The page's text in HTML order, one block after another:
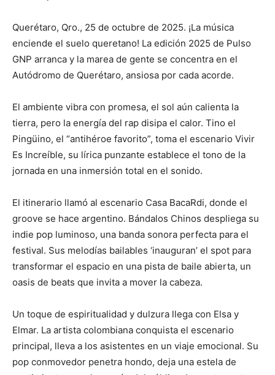
Querétaro, Qro., 25 de octubre de 2025. ¡La música
enciende el suelo queretano! La edición 2025 de Pulso
GNP arranca y la marea de gente se concentra en el
Autódromo de Querétaro, ansiosa por cada acorde.
El ambiente vibra con promesa, el sol aún calienta la
tierra, pero la energía del rap disipa el calor. Tino el
Pingüino, el “antihéroe favorito”, toma el escenario Vivir
Es Increíble, su lírica punzante establece el tono de la
jornada en una inmersión total en el sonido.
El itinerario llamó al escenario Casa BacaRdi, donde el
groove se hace argentino. Bándalos Chinos despliega su
indie pop luminoso, una banda sonora perfecta para el
festival. Sus melodías bailables ‘inauguran’ el spot para
transformar el espacio en una pista de baile abierta, un
oasis de beats que invita a mover la cabeza.
Un toque de espiritualidad y dulzura llega con Elsa y
Elmar. La artista colombiana conquista el escenario
principal, lleva a los asistentes en un viaje emocional. Su
pop conmovedor penetra hondo, deja una estela de